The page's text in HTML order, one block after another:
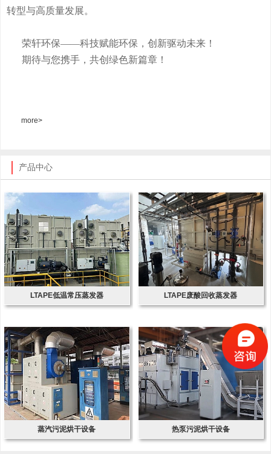
转型与高质量发展。
荣轩环保——科技赋能环保，创新驱动未来！
期待与您携手，共创绿色新篇章！
more>
产品中心
LTAPE低温常压蒸发器 LTAPE废酸回收蒸发器
蒸汽污泥烘干设备 热泵污泥烘干设备